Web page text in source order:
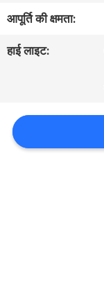
नियंत्रण
एक
आपूर्ति की क्षमता:
हाई लाइट: